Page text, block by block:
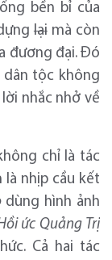
bền bỉ của
lạimà còn
đương đại. Đó
dân tộc không
nhắc nhở về
chỉ là tác
là nhịp cầu kết
dùng hình ảnh
ức Quảng Trị
Cả hai tác